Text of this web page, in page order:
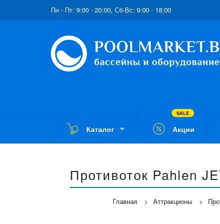
Пн - Пт: 9:00 - 20:00, Сб-Вс: 9:00 - 18:00
Каталог Акции
SALE
Противоток Pahlen
Главная Аттракционы